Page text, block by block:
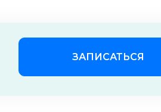
Обществознание для 9
ЗАПИСАТЬСЯ
Пользовательское